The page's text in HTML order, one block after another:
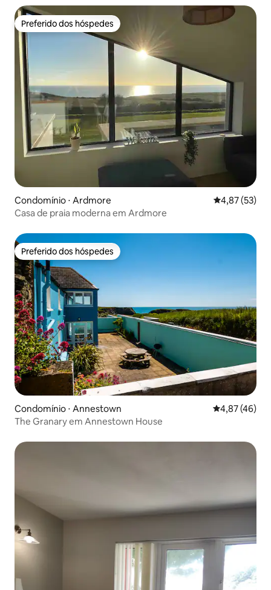
Preferido dos hóspedes
Preferido dos hóspedes
Condomínio ⋅ Ardmore 4,87 de uma
4,87 (53)
Casa de praia moderna em Ardmore
Preferido dos hóspedes
Preferido dos hóspedes
Condomínio ⋅ Annestown 4,87 de uma
4,87 (46)
The Granary em Annestown House